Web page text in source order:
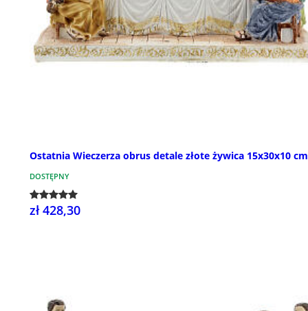
Ostatnia Wieczerza obrus detale złote żywica 15x30x10 cm
DOSTĘPNY
zł 428,30